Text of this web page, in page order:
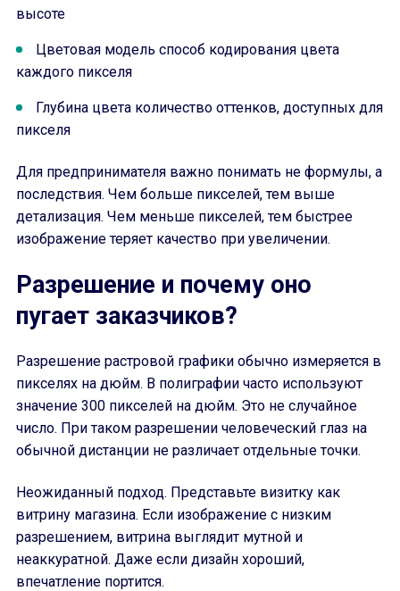
высоте
Цветовая модель способ кодирования цвета
каждого пикселя
Глубина цвета количество оттенков, доступных для
пикселя
Для предпринимателя важно понимать не формулы, а
последствия. Чем больше пикселей, тем выше
детализация. Чем меньше пикселей, тем быстрее
изображение теряет качество при увеличении.
Разрешение и почему оно
пугает заказчиков?
Разрешение растровой графики обычно измеряется в
пикселях на дюйм. В полиграфии часто используют
значение 300 пикселей на дюйм. Это не случайное
число. При таком разрешении человеческий глаз на
обычной дистанции не различает отдельные точки.
Неожиданный подход. Представьте визитку как
витрину магазина. Если изображение с низким
разрешением, витрина выглядит мутной и
неаккуратной. Даже если дизайн хороший,
впечатление портится.